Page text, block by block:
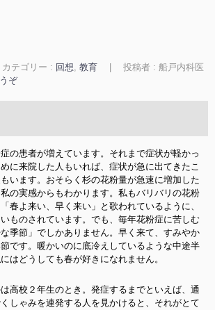
カテゴリー : 回想, 教育
投稿者 : 船戸内科医
ぞ
の患者が増えています。それまで症状が軽かっ
に来院した人もいれば、症状が急に出てきたこ
います。おそらく杉の花粉量が急速に増加した
の実感からもわかります。私もバリバリの花粉
春よ来い、早く来い」と歌われているように、
ものされています。でも、毎年花粉症に苦しむ
季節」でしかありません。早く来て、すみやか
です。暖かいのに底冷えしているような中途半
はどうしても春が好きになれません。
高校２年生のとき。発症するまでといえば、通
しゃみを連発する人を見かけると、それがとて